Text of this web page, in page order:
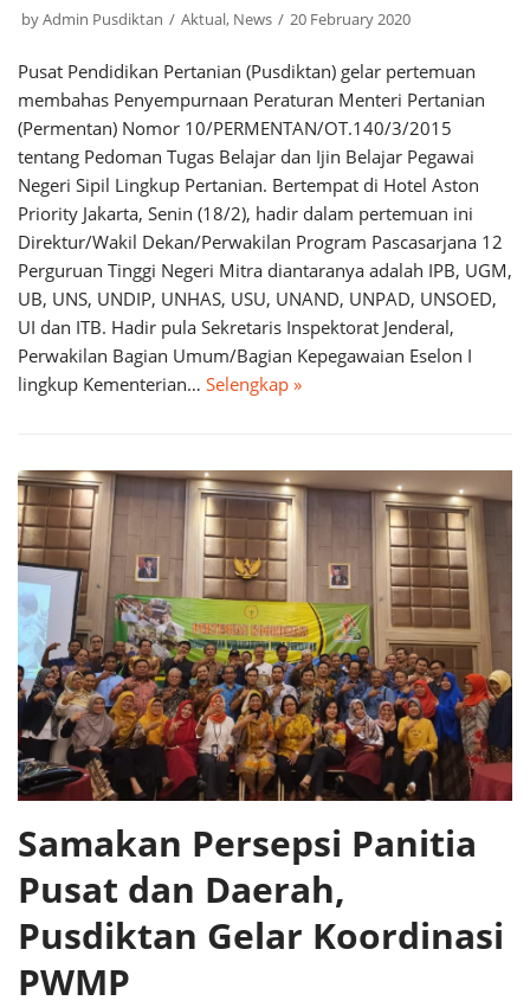
byAdmin Pusdiktan Aktual, News 20 February 2020
Pusat Pendidikan Pertanian (Pusdiktan) gelar pertemuan
membahas Penyempurnaan Peraturan Menteri Pertanian
(Permentan) Nomor 10/PERMENTAN/OT.140/3/2015
tentang Pedoman Tugas Belajar dan Ijin Belajar Pegawai
Negeri Sipil Lingkup Pertanian. Bertempat di Hotel Aston
Priority Jakarta, Senin (18/2), hadir dalam pertemuan ini
Direktur/Wakil Dekan/Perwakilan Program Pascasarjana 12
Perguruan Tinggi Negeri Mitra diantaranya adalah IPB, UGM,
UB, UNS, UNDIP, UNHAS, USU, UNAND, UNPAD, UNSOED,
UI dan ITB. Hadir pula Sekretaris Inspektorat Jenderal,
Perwakilan Bagian Umum/Bagian Kepegawaian Eselon I
lingkup Kementerian… Selengkap »
Samakan Persepsi Panitia
Pusat dan Daerah,
Pusdiktan Gelar Koordinasi
PWMP